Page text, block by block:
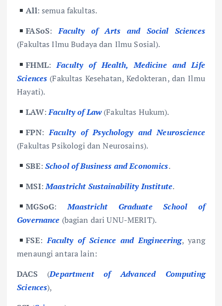
All: semua fakultas.
FASoS:Faculty of Arts and Social Sciences
(Fakultas Ilmu Budaya dan Ilmu Sosial).
FHML:Faculty of Health, Medicine and Life
Sciences (Fakultas Kesehatan, Kedokteran, dan Ilmu
Hayati).
LAW:Faculty of Law(Fakultas Hukum).
FPN:Faculty of Psychology and Neuroscience
(Fakultas Psikologi dan Neurosains).
SBE:School of Business and Economics.
MSI:Maastricht Sustainability Institute.
MGSoG:Maastricht Graduate School of
Governance (bagian dari UNU-MERIT).
FSE:Faculty of Science and Engineering, yang
menaungi antara lain:
DACS(Department of Advanced Computing
Sciences),